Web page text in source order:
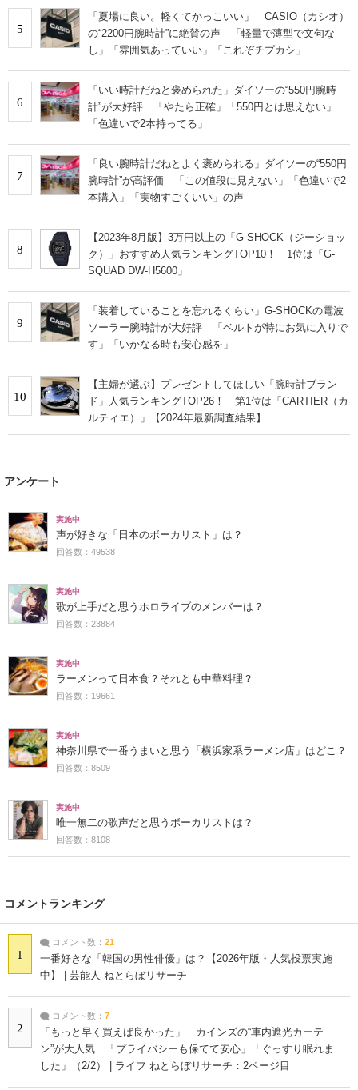
5
「夏場に良い。軽くてかっこいい」 CASIO（カシオ）
の“2200円腕時計”に絶賛の声 「軽量で薄型で文句な
し」「雰囲気あっていい」「これぞチプカシ」
6
「いい時計だねと褒められた」ダイソーの“550円腕時
計”が大好評 「やたら正確」「550円とは思えない」
「色違いで2本持ってる」
7
「良い腕時計だねとよく褒められる」ダイソーの“550円
腕時計”が高評価 「この値段に見えない」「色違いで2
本購入」「実物すごくいい」の声
8
【2023年8月版】3万円以上の「G-SHOCK（ジーショッ
ク）」おすすめ人気ランキングTOP10！ 1位は「G-
SQUAD DW-H5600」
9
「装着していることを忘れるくらい」G-SHOCKの電波
ソーラー腕時計が大好評 「ベルトが特にお気に入りで
す」「いかなる時も安心感を」
10
【主婦が選ぶ】プレゼントしてほしい「腕時計ブラン
ド」人気ランキングTOP26！ 第1位は「CARTIER（カ
ルティエ）」【2024年最新調査結果】
アンケート
実施中
声が好きな「日本のボーカリスト」は？
回答数：49538
実施中
歌が上手だと思うホロライブのメンバーは？
回答数：23884
実施中
ラーメンって日本食？それとも中華料理？
回答数：19661
実施中
神奈川県で一番うまいと思う「横浜家系ラーメン店」はどこ？
回答数：8509
実施中
唯一無二の歌声だと思うボーカリストは？
回答数：8108
コメントランキング
1
コメント数： 21
一番好きな「韓国の男性俳優」は？【2026年版・人気投票実施
中】 | 芸能人 ねとらぼリサーチ
2
コメント数： 7
「もっと早く買えば良かった」 カインズの“車内遮光カーテ
ン”が大人気 「プライバシーも保てて安心」「ぐっすり眠れま
した」（2/2） | ライフ ねとらぼリサーチ：2ページ目